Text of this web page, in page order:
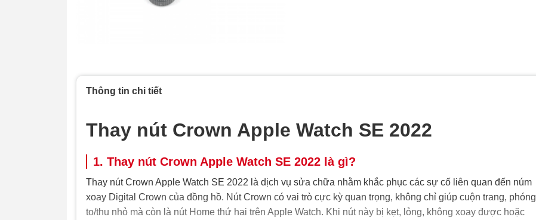
Thông tin chi tiết
Thay nút Crown Apple Watch SE 2022
1. Thay nút Crown Apple Watch SE 2022 là gì?
Thay nút Crown Apple Watch SE 2022 là dịch vụ sửa chữa nhằm khắc phục các sự cố liên quan đến núm
xoay Digital Crown của đồng hồ. Nút Crown có vai trò cực kỳ quan trọng, không chỉ giúp cuộn trang, phóng
to/thu nhỏ mà còn là nút Home thứ hai trên Apple Watch. Khi nút này bị kẹt, lỏng, không xoay được hoặc